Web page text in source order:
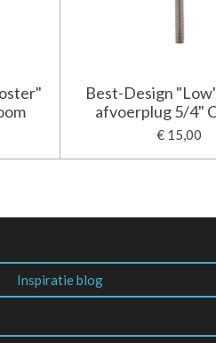
Best-Design
afvoerplug 5/4"
€ 15,00
Inspiratie blog